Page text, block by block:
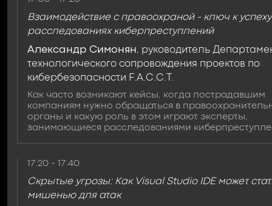
Взаимодействие с правоохраной - ключ к успеху
расследованиях киберпреступлений
Александр Симонян, руководитель
технологического сопровождения проектов по
кибербезопасности F.A.C.C.T.
Как часто возникают кейсы, когда пострадавшим
компаниям нужно обращаться в
органы и какую роль в этом играют эксперты,
занимающиеся расследованиями
17:20 - 17:40
Скрытые угрозы: Как Visual Studio IDE может
мишенью для атак